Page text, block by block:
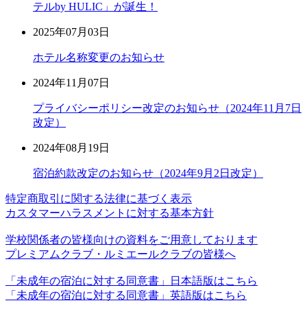
テルby HULIC」が誕生！
2025年07月03日
ホテル名称変更のお知らせ
2024年11月07日
プライバシーポリシー改定のお知らせ（2024年11月7日
改定）
2024年08月19日
宿泊約款改定のお知らせ（2024年9月2日改定）
特定商取引に関する法律に基づく表示
カスタマーハラスメントに対する基本方針
学校関係者の皆様向けの資料をご用意しております
プレミアムクラブ・ルミエールクラブの皆様へ
「未成年の宿泊に対する同意書」日本語版はこちら
「未成年の宿泊に対する同意書」英語版はこちら